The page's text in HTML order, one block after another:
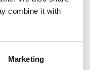
combine it with
Marketing
les